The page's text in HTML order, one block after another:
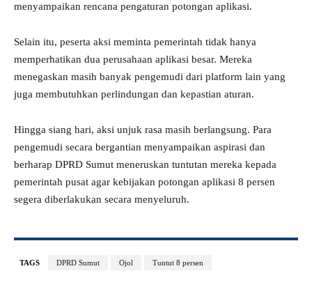
menyampaikan rencana pengaturan potongan aplikasi.
Selain itu, peserta aksi meminta pemerintah tidak hanya
memperhatikan dua perusahaan aplikasi besar. Mereka
menegaskan masih banyak pengemudi dari platform lain yang
juga membutuhkan perlindungan dan kepastian aturan.
Hingga siang hari, aksi unjuk rasa masih berlangsung. Para
pengemudi secara bergantian menyampaikan aspirasi dan
berharap DPRD Sumut meneruskan tuntutan mereka kepada
pemerintah pusat agar kebijakan potongan aplikasi 8 persen
segera diberlakukan secara menyeluruh.
TAGS DPRD Sumut Ojol Tuntut 8 persen